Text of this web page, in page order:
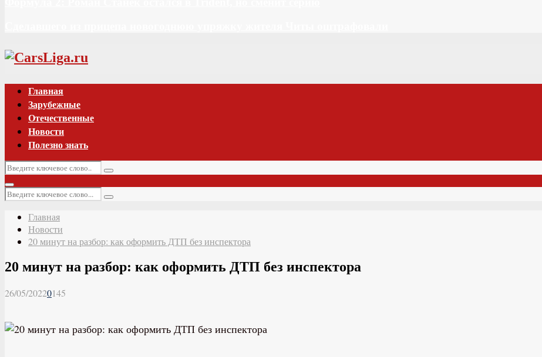
Vk
Главная
Зарубежные
Отечественные
Новости
Полезно знать
Искать:
Поиск
Основное
меню
Искать:
Поиск
Главная
Новости
20 минут на разбор: как оформить ДТП без инспектора
20 минут на разбор: как оформить ДТП без инспектора
26/05/20220145